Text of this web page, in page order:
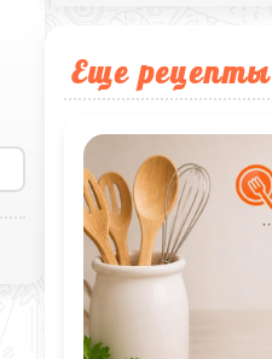
Еще рецепты